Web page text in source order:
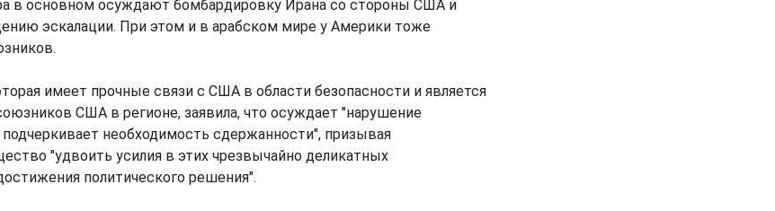
в основном осуждают бомбардировку Ирана со стороны США и
эскалации. При этом и в арабском мире у Америки тоже
имеет прочные связи с США в области безопасности и является
США в регионе, заявила, что осуждает "нарушение
необходимость сдержанности", призывая
"удвоить усилия в этих чрезвычайно деликатных
политического решения".